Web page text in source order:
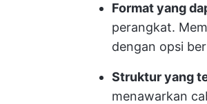
Format yang
perangkat.
dengan opsi
Struktur yang
menawarkan